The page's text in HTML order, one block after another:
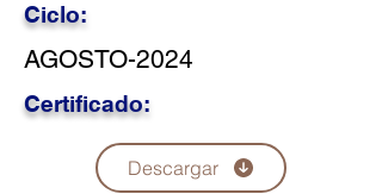
Ciclo:
AGOSTO-2024
Certificado:
Descargar